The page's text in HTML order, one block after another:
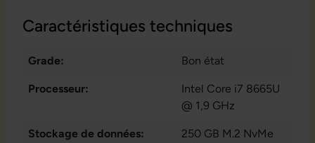
Caractéristiques techniques
Grade: Bon état
Processeur:
Intel Core i7 8665U
@ 1,9 GHz
Stockage de données:
250 GB M.2 NvMe